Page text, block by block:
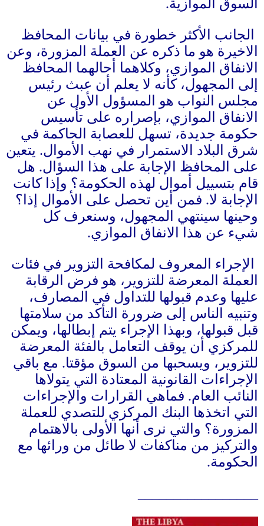
الموازية.
الجانب الأكثر خطورة في بيانات المحافظ
هو ما ذكره عن العملة المزورة، وعن
الموازي، وكلاهما أحالهما المحافظ
المجهول، كأنه لا يعلم أن عبث رئيس
النواب هو المسؤول الأول عن
الموازي، بإصراره على تأسيس
جديدة، تسهل للعصابة الحاكمة في
البلاد الاستمرار في نهب الأموال.يتعين
المحافظ الإجابة على هذا السؤال.هل
بتسييل أموال لهذه الحكومة؟ وإذا كانت
لا .فمن أين تحصل على الأموال إذا؟
سينتهي المجهول، وسنعرف كل
عن هذا الانفاق الموازي.
الإجراء المعروف لمكافحة التزوير في فئات
المعرضة للتزوير، هو فرض الرقابة
وعدم قبولها للتداول في المصارف،
الناس إلى ضرورة التأكد من سلامتها
قبولها، وبهذا الإجراء يتم إبطالها، ويمكن
أن يوقف التعامل بالفئة المعرضة
ويسحبها من السوق مؤقتا.مع باقي
القانونية المعتادة التي يتولاها
العام.فماهي القرارات والإجراءات
اتخذها البنك المركزي للتصدي للعملة
والتي نرى أنها الأولى بالاهتمام
من مناكفات لا طائل من ورائها مع
.